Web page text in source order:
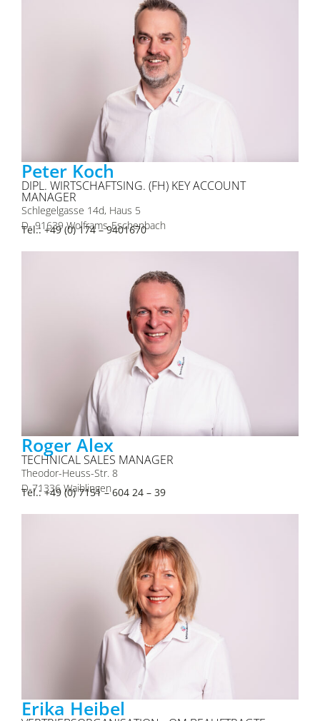
Peter Koch
DIPL. WIRTSCHAFTSING. (FH) KEY ACCOUNT
MANAGER
Schlegelgasse 14d, Haus 5
D- 91639 Wolframs-Eschenbach
Tel.: +49 (0) 174 – 9401670
Roger Alex
TECHNICAL SALES MANAGER
Theodor-Heuss-Str. 8
D-71336 Waiblingen
Tel.: +49 (0) 7151 – 604 24 – 39
Erika Heibel